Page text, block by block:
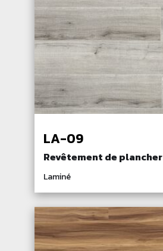
LA-09
Revêtement de plancher
Laminé